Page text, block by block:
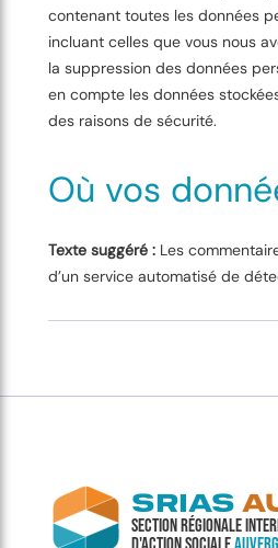
contenant toutes les données
incluant celles que vous nous
la suppression des données
en compte les données
des raisons de sécurité.
Où vos
Texte suggéré : Les
d’un service automatisé de
SRIAS
Section Régionale